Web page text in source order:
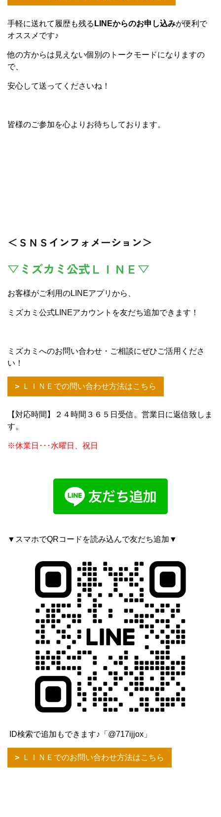
手軽に送れて履歴も残る LINEからのお申し込みが便利で
オススメです♪
他の方からは見えない個別のトークモードになりますの
で、
安心して送ってくださいね！
皆様のご参加を心よりお待ちしております。
＜ＳＮＳインフォメーション＞
▽ミズカミ公式ＬＩＮＥ▽
お客様がご利用のLINEアプリから、
ミズカミ公式LINEアカウントを友だち追加できます！
ミズカミへのお問い合わせ・ご相談にぜひご活用くださ
い！
ＬＩＮＥでの問い合わせ方法はこちら
【対応時間】２４時間３６５日受信。営業日に返信致しま
す。
※休業日･･･水曜日、祝日
▼スマホでQRコードを読み込んで友だち追加▼
ID検索で追加もできます♪「@717ijjox」
ＬＩＮＥでのお問い合わせ方法はこちら